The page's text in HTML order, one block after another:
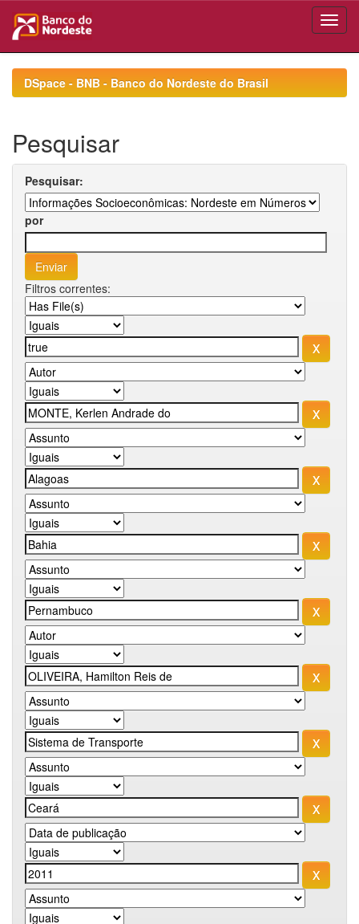
navigationDSpace - BNB - Banco do Nordeste do Brasil
Pesquisar
Pesquisar:
por
Filtros correntes: